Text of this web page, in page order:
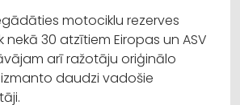
motociklu rezerves
30 atzītiem Eiropas un ASV
arī ražotāju oriģinālo
daudzi vadošie